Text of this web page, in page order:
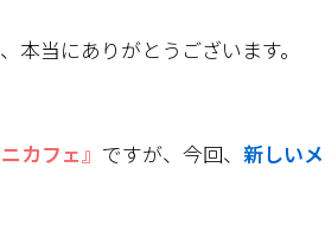
本当にありがとうございます。
カフェ』 ですが、今回、 新しいメ